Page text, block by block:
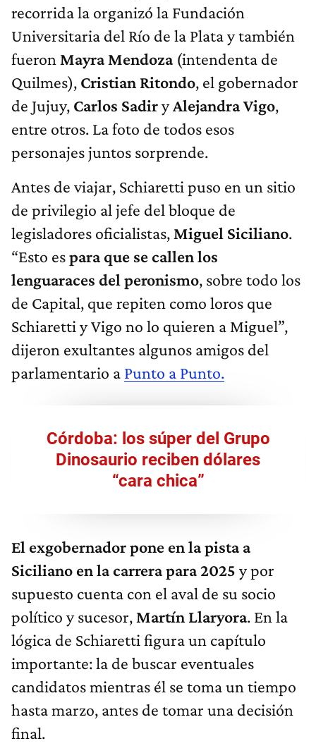
recorrida la organizó la Fundación
Universitaria del Río de la Plata y también
fueron Mayra Mendoza(intendenta de
Quilmes), Cristian Ritondo, el gobernador
de Jujuy, Carlos SadiryAlejandra Vigo,
entre otros. La foto de todos esos
personajes juntos sorprende.
Antes de viajar, Schiaretti puso en un sitio
de privilegio al jefe del bloque de
legisladores oficialistas, Miguel Siciliano.
“Esto espara que se callen los
lenguaraces del peronismo, sobre todo los
de Capital, que repiten como loros que
Schiaretti y Vigo no lo quieren a Miguel”,
dijeron exultantes algunos amigos del
parlamentario a Punto a Punto.
Córdoba: los súper del Grupo
Dinosaurio reciben dólares
“cara chica”
El exgobernador pone en la pista a
Siciliano en la carrera para 2025 y por
supuesto cuenta con el aval de su socio
político y sucesor, Martín Llaryora. En la
lógica de Schiaretti figura un capítulo
importante: la de buscar eventuales
candidatos mientras él se toma un tiempo
hasta marzo, antes de tomar una decisión
final.